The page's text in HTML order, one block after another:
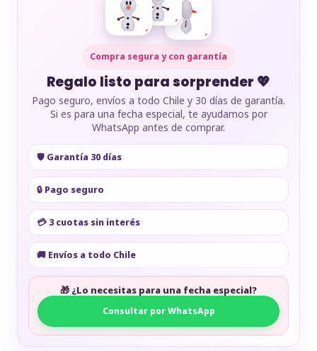
Compra segura y con garantía
Regalo listo para sorprender 💖
Pago seguro, envíos a todo Chile y 30 días de garantía.
Si es para una fecha especial, te ayudamos por
WhatsApp antes de comprar.
🛡️ Garantía 30 días
🔒 Pago seguro
💳 3 cuotas sin interés
🚚 Envíos a todo Chile
🎁 ¿Lo necesitas para una fecha especial?
Consultar por WhatsApp